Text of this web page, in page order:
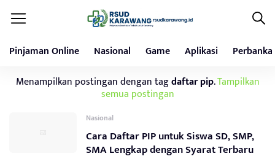
Pinjaman Online Nasional Game Aplikasi
Menampilkan postingan dengan tagdaftar pip.Tampilkan
semua postingan
Nasional
Cara Daftar PIP untuk Siswa SD, SMP,
SMA Lengkap dengan Syarat Terbaru